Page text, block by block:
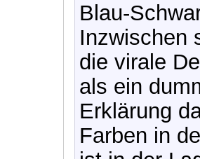
Blau-
Inzwischen
die virale
als ein
Erklärung
Farben in